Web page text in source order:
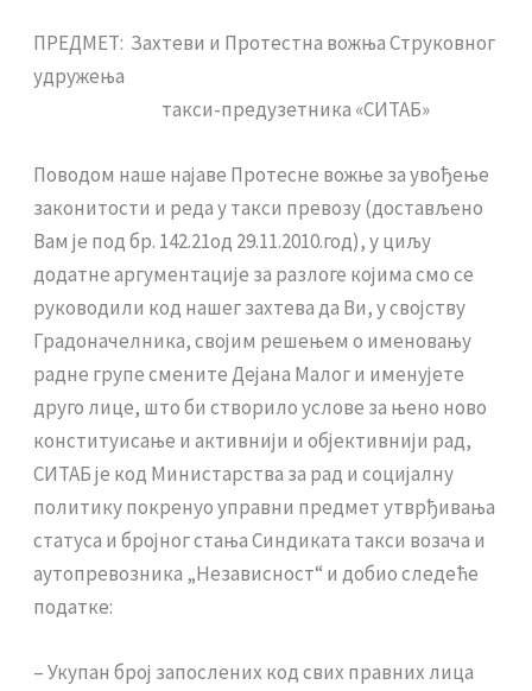
ПРЕДМЕТ: Захтеви и Протестна вожња Струковног
удружења
такси-предузетника «СИТАБ»
Поводом наше најаве Протесне вожње за увођење
законитости и реда у такси превозу (достављено
Вам је под бр. 142.21од 29.11.2010.год), у циљу
додатне аргументације за разлоге којима смо се
руководили код нашег захтева да Ви, у својству
Градоначелника, својим решењем о именовању
радне групе смените Дејана Малог и именујете
друго лице, што би створило услове за њено ново
конституисање и активнији и објективнији рад,
СИТАБ је код Министарства за рад и социјалну
политику покренуо управни предмет утврђивања
статуса и бројног стања Синдиката такси возача и
аутопревозника „Независност“ и добио следеће
податке:
– Укупан број запослених код свих правних лица